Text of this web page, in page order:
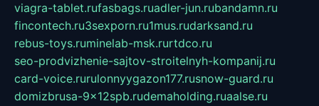
viagra-tablet.rufasbags.ruadler-jun.rubandamn.ru
fincontech.ru3sexporn.ru1mus.rudarksand.ru
rebus-toys.ruminelab-msk.rurtdco.ru
seo-prodvizhenie-sajtov-stroitelnyh-kompanij.ru
card-voice.rurulonnyygazon177.rusnow-guard.ru
domizbrusa-9x12spb.rudemaholding.ruaalse.ru